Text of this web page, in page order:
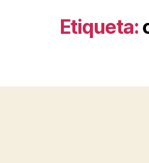
Etiqueta: